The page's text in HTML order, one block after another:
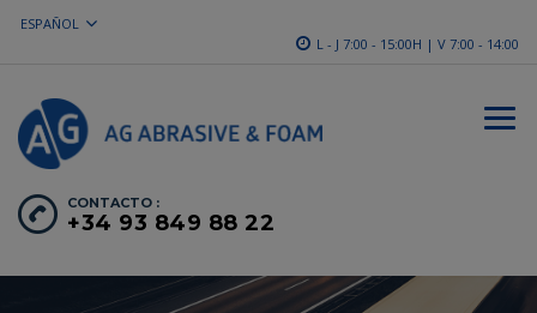
ESPAÑOL
L - J 7:00 - 15:00H | V 7:00 - 14:00
CONTACTO :
+34 93 849 88 22